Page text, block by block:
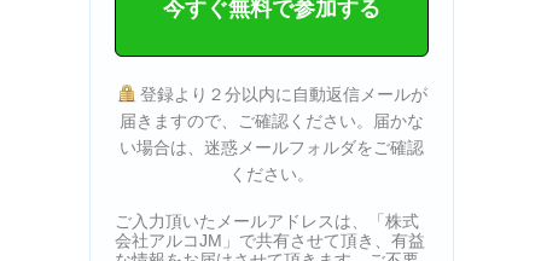
今すぐ無料で参加する
登録より２分以内に自動返信メールが
届きますので、ご確認ください。届かな
い場合は、迷惑メールフォルダをご確認
ください。
ご入力頂いたメールアドレスは、「株式
会社アルコJM」で共有させて頂き、有益